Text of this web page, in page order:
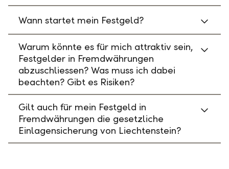
Wann startet mein Festgeld?
Warum könnte es für mich attraktiv sein,
Festgelder in Fremdwährungen
abzuschliessen? Was muss ich dabei
beachten? Gibt es Risiken?
Gilt auch für mein Festgeld in
Fremdwährungen die gesetzliche
Einlagensicherung von Liechtenstein?